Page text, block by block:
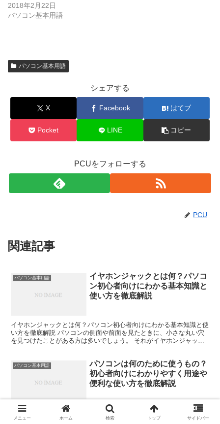
2018年2月22日
パソコン基本用語
パソコン基本用語
シェアする
X Facebook はてブ
Pocket LINE コピー
PCUをフォローする
PCU
関連記事
パソコン基本用語
イヤホンジャックとは何？パソコ
ン初心者向けにわかる基本知識と
使い方を徹底解説
イヤホンジャックとは何？パソコン初心者向けにわかる基本知識と使
い方を徹底解説 パソコンの側面や前面を見たときに、小さな丸い穴
を見つけたことがある方は多いでしょう。 それがイヤホンジャック
パソコン基本用語
パソコンは何のために使うもの？
初心者向けにわかりやすく用途や
便利な使い方を徹底解説
パソコンは何のために使うもの？初心者向けにわかりやすく用途や便
利な使い方を徹底解説 「パソコンを買ったけれど何に使えばいいの
メニュー ホーム 検索 トップ サイドバー